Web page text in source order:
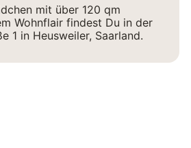
mit über 120 qm
Wohnflair findest Du in der
1 in Heusweiler, Saarland.